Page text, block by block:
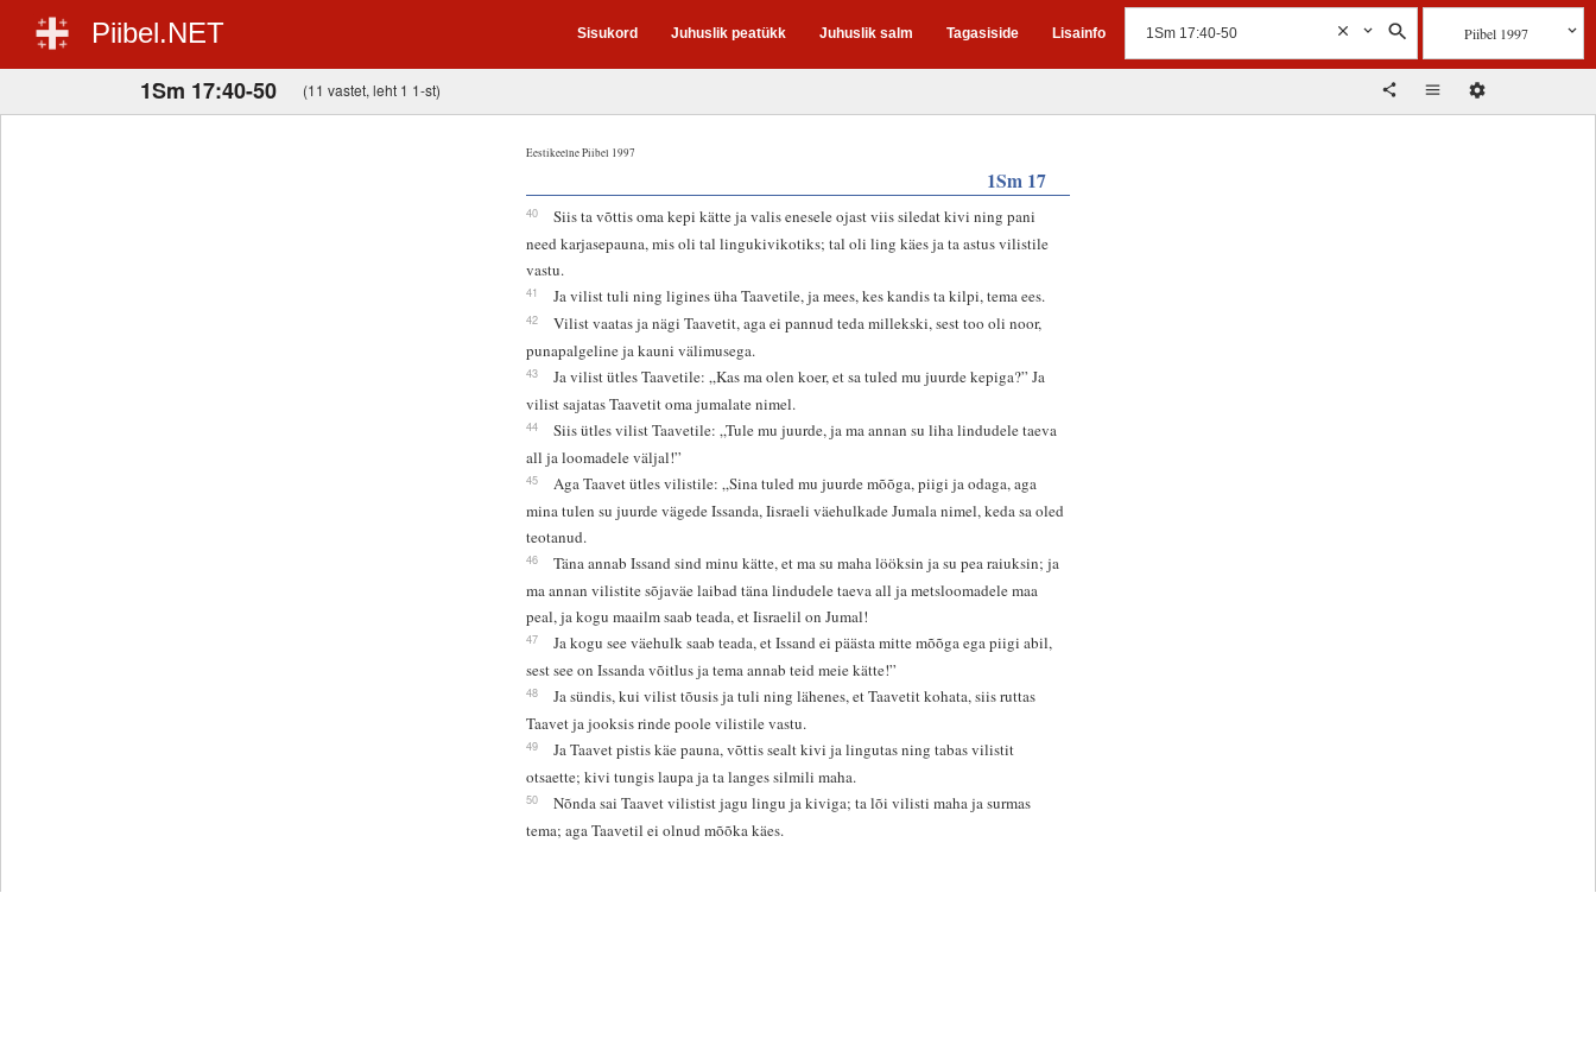
Piibel.NET Sisukord Juhuslik peatükk Juhuslik salm Tagasiside Lisainfo Piibel 1997
1Sm 17:40-50 (11 vastet, leht 1 1-st)
Eestikeelne Piibel 1997
1Sm 17
40
Siis ta võttis oma kepi kätte ja valis enesele ojast viis siledat kivi ning pani
need karjasepauna, mis oli tal lingukivikotiks; tal oli ling käes ja ta astus vilistile
vastu.
41 Ja vilist tuli ning ligines üha Taavetile, ja mees, kes kandis ta kilpi, tema ees.
42
Vilist vaatas ja nägi Taavetit, aga ei pannud teda millekski, sest too oli noor,
punapalgeline ja kauni välimusega.
43
Ja vilist ütles Taavetile: „Kas ma olen koer, et sa tuled mu juurde kepiga?” Ja
vilist sajatas Taavetit oma jumalate nimel.
44
Siis ütles vilist Taavetile: „Tule mu juurde, ja ma annan su liha lindudele taeva
all ja loomadele väljal!”
45
Aga Taavet ütles vilistile: „Sina tuled mu juurde mõõga, piigi ja odaga, aga
mina tulen su juurde vägede Issanda, Iisraeli väehulkade Jumala nimel, keda sa oled
teotanud.
46
Täna annab Issand sind minu kätte, et ma su maha lööksin ja su pea raiuksin; ja
ma annan vilistite sõjaväe laibad täna lindudele taeva all ja metsloomadele maa
peal, ja kogu maailm saab teada, et Iisraelil on Jumal!
47
Ja kogu see väehulk saab teada, et Issand ei päästa mitte mõõga ega piigi abil,
sest see on Issanda võitlus ja tema annab teid meie kätte!”
48
Ja sündis, kui vilist tõusis ja tuli ning lähenes, et Taavetit kohata, siis ruttas
Taavet ja jooksis rinde poole vilistile vastu.
49
Ja Taavet pistis käe pauna, võttis sealt kivi ja lingutas ning tabas vilistit
otsaette; kivi tungis laupa ja ta langes silmili maha.
50
Nõnda sai Taavet vilistist jagu lingu ja kiviga; ta lõi vilisti maha ja surmas
tema; aga Taavetil ei olnud mõõka käes.